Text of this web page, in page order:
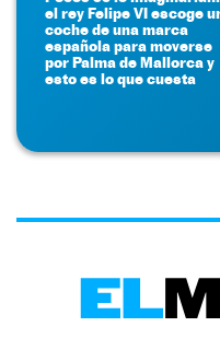
el rey Felipe VI escoge
coche de una marca
española para moverse
por Palma de Mallorca y
esto es lo que cuesta